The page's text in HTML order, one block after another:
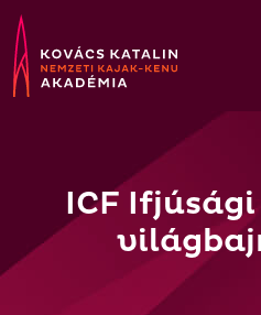
Skip
to
content
ICF